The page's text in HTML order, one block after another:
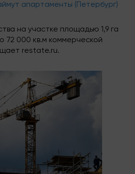
апартаменты (Петербург)
на участке площадью 1,9 га
72 000 кв.м коммерческой
restate.ru.